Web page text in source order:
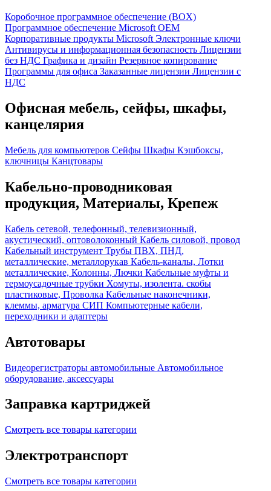
Коробочное программное обеспечение (BOX)
Программное обеспечение Microsoft OEM
Корпоративные продукты Microsoft Электронные ключи
Антивирусы и информационная безопасность Лицензии
без НДС Графика и дизайн Резервное копирование
Программы для офиса Заказанные лицензии Лицензии с
НДС
Офисная мебель, сейфы, шкафы,
канцелярия
Мебель для компьютеров Сейфы Шкафы Кэшбоксы,
ключницы Канцтовары
Кабельно-проводниковая
продукция, Материалы, Крепеж
Кабель сетевой, телефонный, телевизионный,
акустический, оптоволоконный Кабель силовой, провод
Кабельный инструмент Трубы ПВХ, ПНД,
металлические, металлорукав Кабель-каналы, Лотки
металлические, Колонны, Лючки Кабельные муфты и
термоусадочные трубки Хомуты, изолента. скобы
пластиковые, Проволка Кабельные наконечники,
клеммы, арматура СИП Компьютерные кабели,
переходники и адаптеры
Автотовары
Видеорегистраторы автомобильные Автомобильное
оборудование, аксессуары
Заправка картриджей
Смотреть все товары категории
Электротранспорт
Смотреть все товары категории